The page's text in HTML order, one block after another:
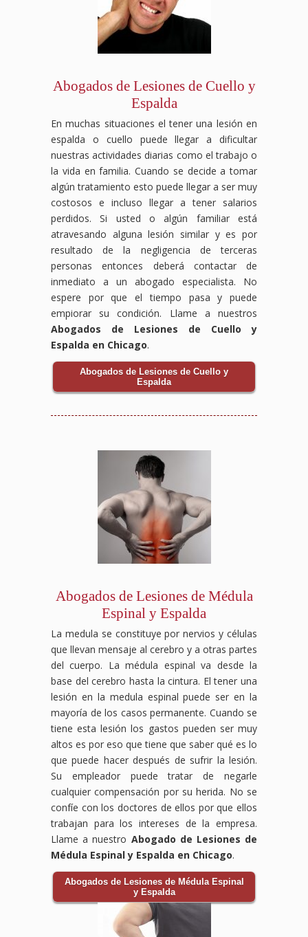
Abogados de Lesiones de Cuello y
Espalda
En muchas situaciones el tener una lesión en
espalda o cuello puede llegar a dificultar
nuestras actividades diarias como el trabajo o
la vida en familia. Cuando se decide a tomar
algún tratamiento esto puede llegar a ser muy
costosos e incluso llegar a tener salarios
perdidos. Si usted o algún familiar está
atravesando alguna lesión similar y es por
resultado de la negligencia de terceras
personas entonces deberá contactar de
inmediato a un abogado especialista. No
espere por que el tiempo pasa y puede
empiorar su condición. Llame a nuestros
Abogados de Lesiones de Cuello y
Espalda en Chicago.
Abogados de Lesiones de Cuello y
Espalda
Abogados de Lesiones de Médula
Espinal y Espalda
La medula se constituye por nervios y células
que llevan mensaje al cerebro y a otras partes
del cuerpo. La médula espinal va desde la
base del cerebro hasta la cintura. El tener una
lesión en la medula espinal puede ser en la
mayoría de los casos permanente. Cuando se
tiene esta lesión los gastos pueden ser muy
altos es por eso que tiene que saber qué es lo
que puede hacer después de sufrir la lesión.
Su empleador puede tratar de negarle
cualquier compensación por su herida. No se
confíe con los doctores de ellos por que ellos
trabajan para los intereses de la empresa.
Llame a nuestro Abogado de Lesiones de
Médula Espinal y Espalda en Chicago.
Abogados de Lesiones de Médula Espinal
y Espalda